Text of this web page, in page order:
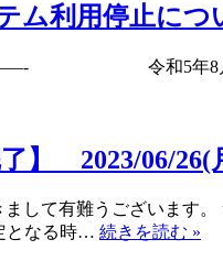
ム利用停止につ
令
】 2023/06/26(
して有難うございます
となる時… 続きを読む »